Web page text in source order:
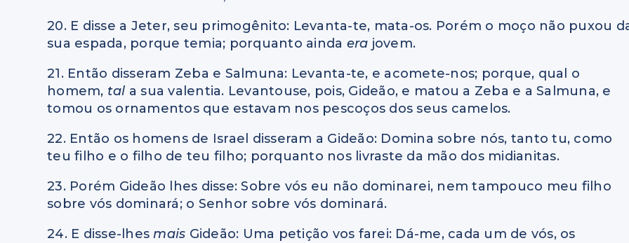
20. E disse a Jeter, seu primogênito: Levanta-te, mata-os. Porém o moço não puxou
sua espada, porque temia; porquanto ainda era jovem.
21. Então disseram Zeba e Salmuna: Levanta-te, e acomete-nos; porque, qual o
homem, tal a sua valentia. Levantouse, pois, Gideão, e matou a Zeba e a Salmuna, e
tomou os ornamentos que estavam nos pescoços dos seus camelos.
22. Então os homens de Israel disseram a Gideão: Domina sobre nós, tanto tu, como
teu filho e o filho de teu filho; porquanto nos livraste da mão dos midianitas.
23. Porém Gideão lhes disse: Sobre vós eu não dominarei, nem tampouco meu filho
sobre vós dominará; o Senhor sobre vós dominará.
24. E disse-lhesmais Gideão: Uma petição vos farei: Dá-me, cada um de vós, os